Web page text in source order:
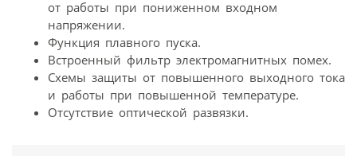
от работы при пониженном входном
напряжении.
Функция плавного пуска.
Встроенный фильтр электромагнитных помех.
Схемы защиты от повышенного выходного тока
и работы при повышенной температуре.
Отсутствие оптической развязки.